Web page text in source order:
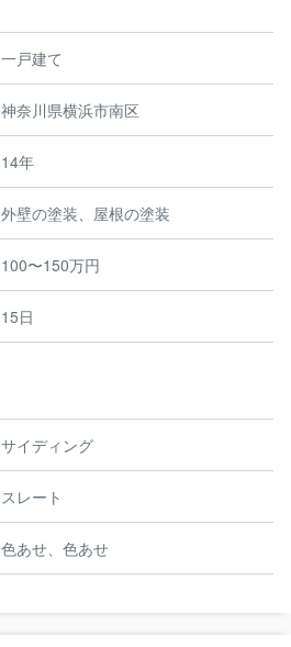
一戸建て
神奈川県横浜市南区
14年
外壁の塗装、屋根の塗装
100〜150万円
15日
サイディング
スレート
色あせ、色あせ